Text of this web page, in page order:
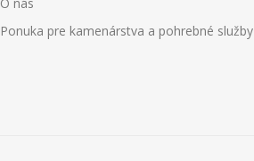
Ponuka pre kamenárstva a pohrebné služby